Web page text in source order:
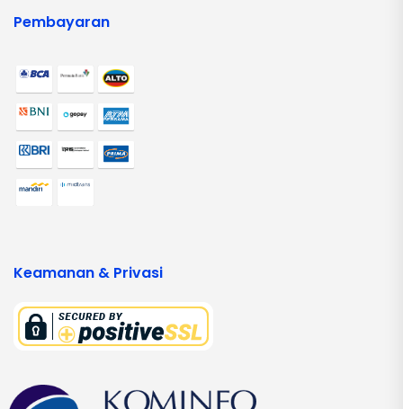
Pembayaran
Keamanan & Privasi